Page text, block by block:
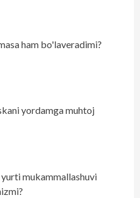
ham bo'laveradimi?
yordamga muhtoj
mukammallashuvi